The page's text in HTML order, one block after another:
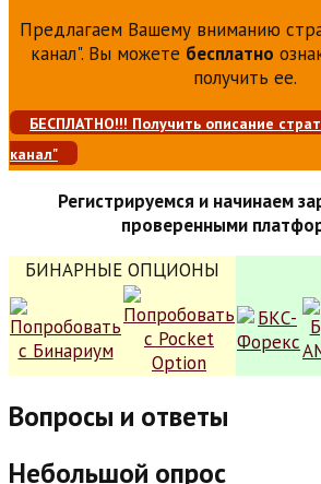
Предлагаем Вашему вниманию
канал". Вы можете бесплатно
получить ее.
БЕСПЛАТНО!!! Получить описание
канал"
Регистрируемся и начинаем
проверенными
БИНАРНЫЕ ОПЦИОНЫ
Вопросы и ответы
Небольшой опрос